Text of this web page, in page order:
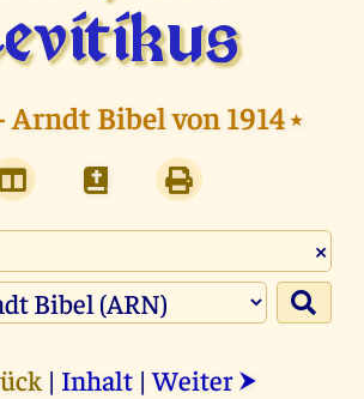
Bibel von 1914⭑
×
| Inhalt |Weiter ⮞